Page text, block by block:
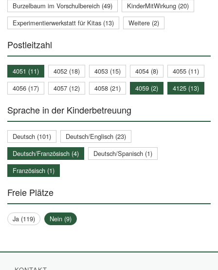
Burzelbaum im Vorschulbereich (49)
KinderMitWirkung (20)
Experimentierwerkstatt für Kitas (13)
Weitere (2)
Postleitzahl
4051 (11) 4052 (18) 4053 (15) 4054 (8)
4055 (11)
4056 (17)
4057 (12) 4058 (21) 4059 (2) 4125 (13)
Sprache in der Kinderbetreuung
Deutsch (101)
Deutsch/Englisch (23)
Deutsch/Französisch (4)
Deutsch/Spanisch (1)
Französisch (1)
Freie Plätze
Ja (119) Nein (9)